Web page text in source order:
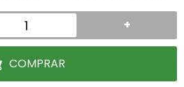
+
COMPRAR